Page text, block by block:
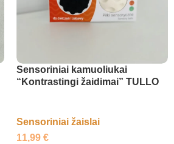
Sensoriniai kamuoliukai
“Kontrastingi žaidimai” TULLO
Sensoriniai žaislai
11,99€